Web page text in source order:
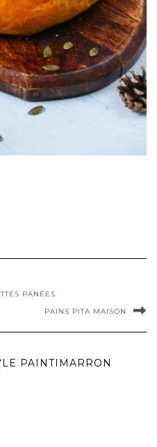
PANÉES
PAINS PITA MAISON
PAINTIMARRON